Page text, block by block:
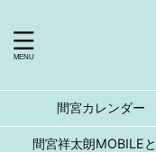
間宮カレンダー
間宮祥太朗MOBILE